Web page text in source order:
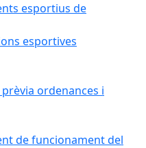
esportius de
esportives
ordenances i
de funcionament del